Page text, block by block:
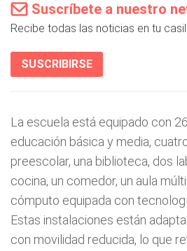
Suscríbete a nuestro
Recibe todas las noticias en tu
SUSCRIBIRSE
La escuela está equipado con
educación básica y media,
preescolar, una biblioteca, dos
cocina, un comedor, un aula
cómputo equipada con
Estas instalaciones están
con movilidad reducida, lo que